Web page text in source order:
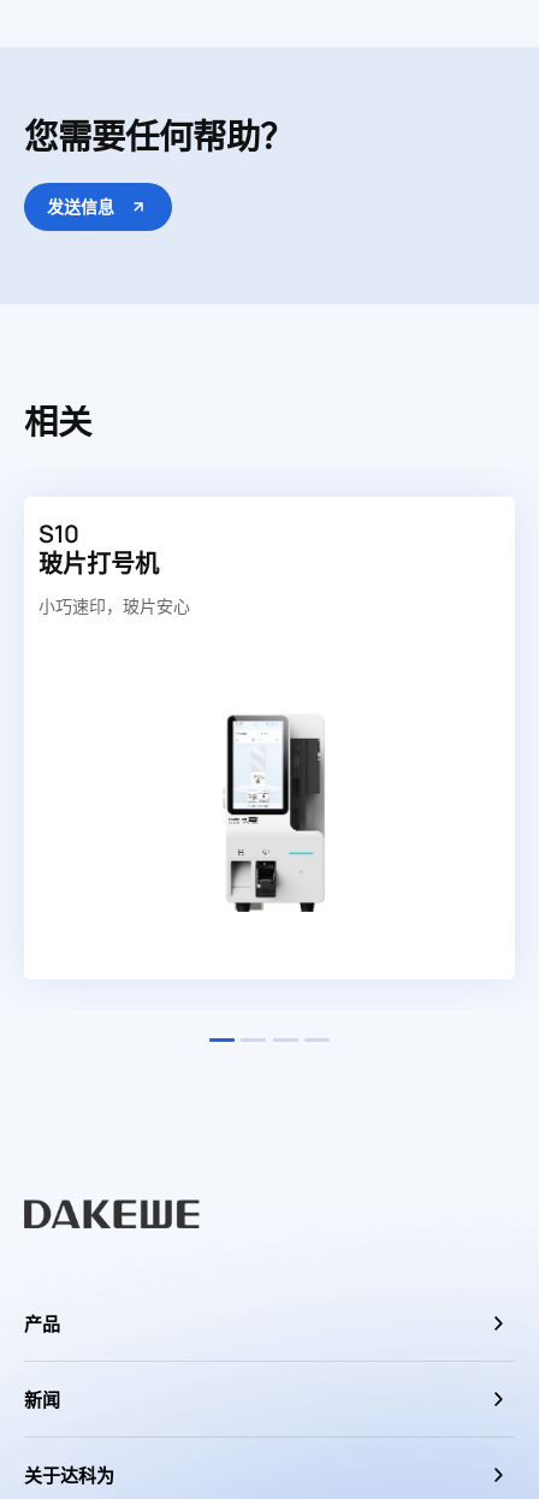
样品垂直行程 62±1 mm
样品水平行程
您需要任何帮助？
发送信息
相关
S10
玻片打号机
小巧速印，玻片安心
产品
新闻
关于达科为